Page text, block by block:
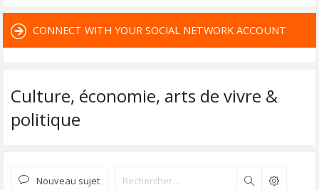
CONNECT WITH YOUR SOCIAL NETWORK ACCOUNT
Culture, économie, arts de vivre &
politique
Nouveau sujet Rechercher